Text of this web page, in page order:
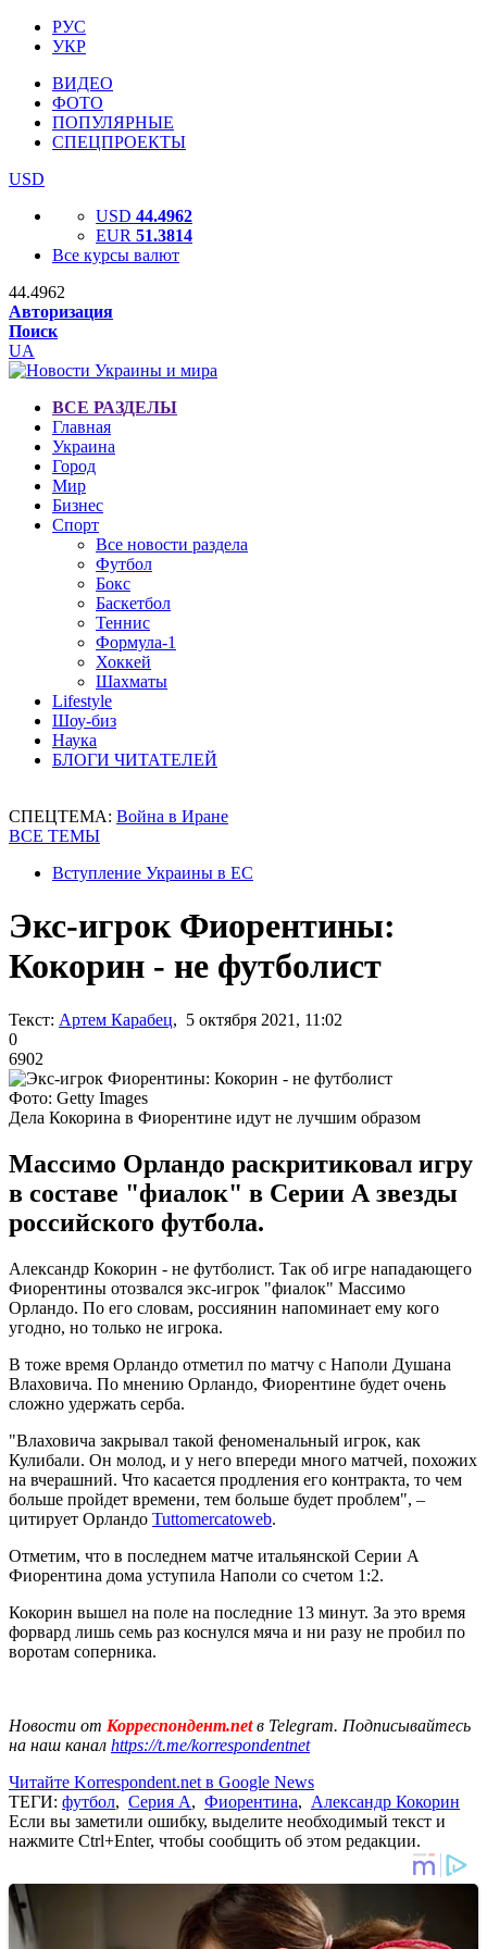
РУС
УКР
ВИДЕО
ФОТО
ПОПУЛЯРНЫЕ
СПЕЦПРОЕКТЫ
USD
USD 44.4962
EUR 51.3814
Все курсы валют
44.4962
Авторизация
Поиск
UA
ВСЕ РАЗДЕЛЫ
Главная
Украина
Город
Мир
Бизнес
Спорт
Все новости раздела
Футбол
Бокс
Баскетбол
Теннис
Формула-1
Хоккей
Шахматы
Lifestyle
Шоу-биз
Наука
БЛОГИ ЧИТАТЕЛЕЙ
СПЕЦТЕМА: Война в Иране
ВСЕ ТЕМЫ
Вступление Украины в ЕС
Экс-игрок Фиорентины:
Кокорин - не футболист
Текст: Артем Карабец, 5 октября 2021, 11:02
0
6902
Фото: Getty Images
Дела Кокорина в Фиорентине идут не лучшим образом
Массимо Орландо раскритиковал игру
в составе "фиалок" в Серии А звезды
российского футбола.
Александр Кокорин - не футболист. Так об игре нападающего
Фиорентины отозвался экс-игрок "фиалок" Массимо
Орландо. По его словам, россиянин напоминает ему кого
угодно, но только не игрока.
В тоже время Орландо отметил по матчу с Наполи Душана
Влаховича. По мнению Орландо, Фиорентине будет очень
сложно удержать серба.
"Влаховича закрывал такой феноменальный игрок, как
Кулибали. Он молод, и у него впереди много матчей, похожих
на вчерашний. Что касается продления его контракта, то чем
больше пройдет времени, тем больше будет проблем", –
цитирует Орландо Tuttomercatoweb.
Отметим, что в последнем матче итальянской Серии А
Фиорентина дома уступила Наполи со счетом 1:2.
Кокорин вышел на поле на последние 13 минут. За это время
форвард лишь семь раз коснулся мяча и ни разу не пробил по
воротам соперника.
Новости от Корреспондент.netв Telegram. Подписывайтесь
на наш канал https://t.me/korrespondentnet
Читайте Korrespondent.net в Google News
ТЕГИ: футбол, Серия А, Фиорентина, Александр Кокорин
Если вы заметили ошибку, выделите необходимый текст и
нажмите Ctrl+Enter, чтобы сообщить об этом редакции.